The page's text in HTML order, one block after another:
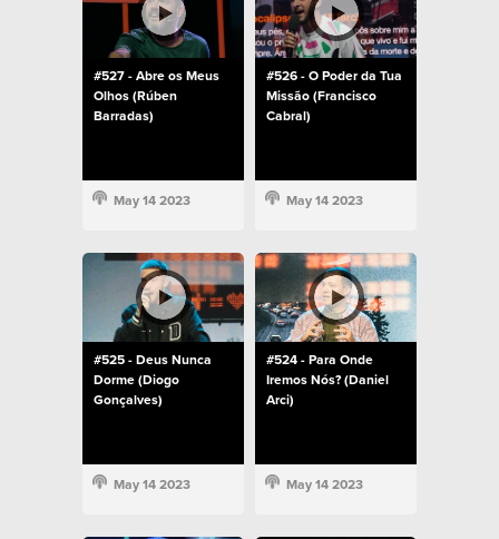
#527 - Abre os Meus
Olhos (Rúben
Barradas)
May 14 2023
#526 - O Poder da Tua
Missão (Francisco
Cabral)
May 14 2023
#525 - Deus Nunca
Dorme (Diogo
Gonçalves)
May 14 2023
#524 - Para Onde
Iremos Nós? (Daniel
Arci)
May 14 2023